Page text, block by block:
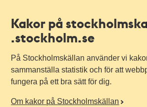
Kakor på
.stockholm.se
På Stockholmskällan använder vi
sammanställa statistik och för att
fungera på ett bra sätt för dig.
Om kakor på Stockholmskällan